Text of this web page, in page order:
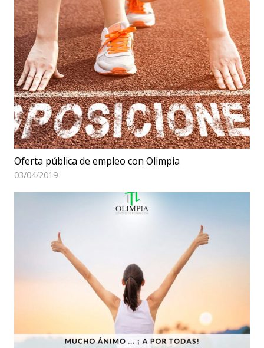
Oferta pública de empleo con Olimpia
03/04/2019